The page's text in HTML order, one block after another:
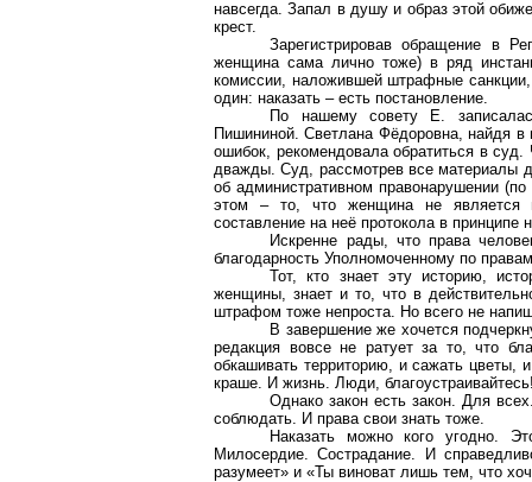
навсегда. Запал в душу и образ этой
крест.
Зарегистрировав обращение в
женщина сама лично тоже) в ряд
комиссии, наложившей штрафные
один: наказать – есть постановление.
По нашему совету Е.
Пишининой. Светлана Фёдоровна, найдя в
ошибок, рекомендовала обратиться в
дважды. Суд, рассмотрев все материалы
об административном правонарушении
этом – то, что женщина не является
составление на неё протокола в принципе
Искренне рады, что права
благодарность Уполномоченному по
Тот, кто знает эту историю,
женщины, знает и то, что в
штрафом тоже непроста. Но всего не
В завершение же хочется
редакция вовсе не ратует за то, что
обкашивать территорию, и сажать цветы,
краше. И жизнь. Люди,
Однако закон есть закон. Для
соблюдать. И права свои знать тоже.
Наказать можно кого угодно.
Милосердие. Сострадание. И
разумеет» и «Ты виноват лишь тем, что